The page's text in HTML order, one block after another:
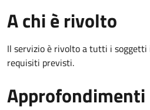
A chi è rivolto
Il servizio è rivolto a tutti i soggetti
requisiti previsti.
Approfondimenti